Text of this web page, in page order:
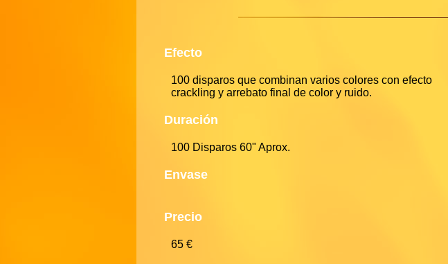
Efecto
100 disparos que combinan varios colores con efecto
crackling y arrebato final de color y ruido.
Duración
100 Disparos 60" Aprox.
Envase
Precio
65 €